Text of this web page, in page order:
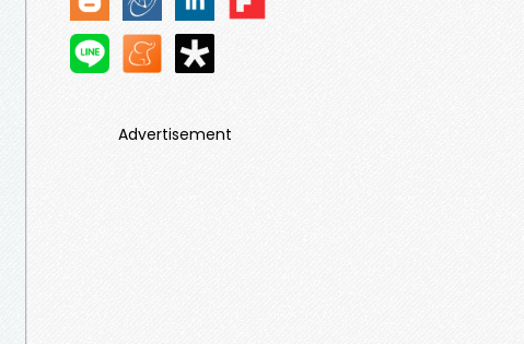
Advertisement